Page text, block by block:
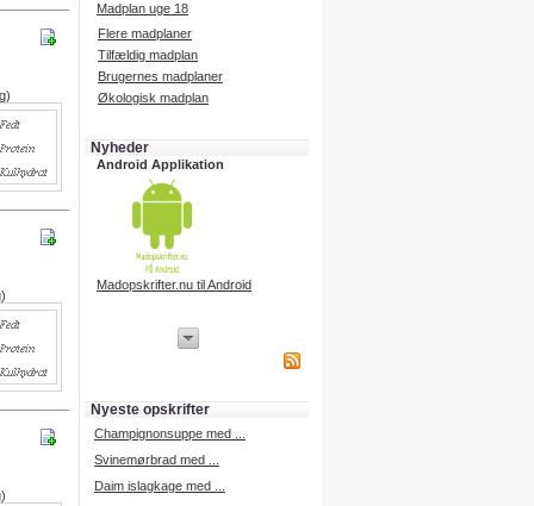
Madplan uge 18
Flere madplaner
Tilfældig madplan
Brugernes madplaner
Økologisk madplan
Nyheder
Android Applikation
Madopskrifter.nu til Android
iPhone udvikling
Nyeste opskrifter
Champignonsuppe med ...
Svinemørbrad med ...
Daim islagkage med ...